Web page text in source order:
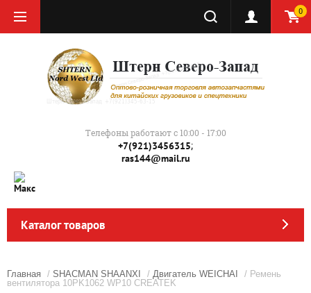
0
Телефоны работают с 10:00 - 17:00
+7(921)3456315;
ras144@mail.ru
Каталог товаров
Главная / SHACMAN SHAANXI / Двигатель WEICHAI
/ Ремень
вентилятора 10PK1062 WP10 CREATEK